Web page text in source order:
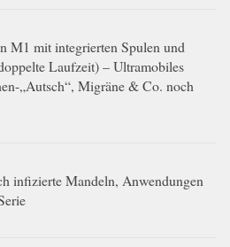
M1 mit integrierten Spulen und
Laufzeit) – Ultramobiles
„Autsch“, Migräne & Co. noch
infizierte Mandeln, Anwendungen